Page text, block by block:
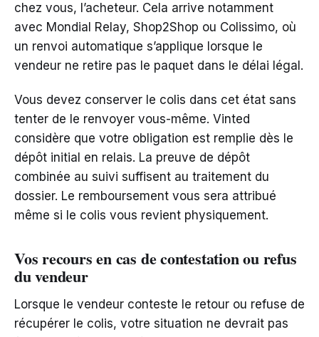
chez vous, l’acheteur. Cela arrive notamment
avec Mondial Relay, Shop2Shop ou Colissimo, où
un renvoi automatique s’applique lorsque le
vendeur ne retire pas le paquet dans le délai légal.
Vous devez conserver le colis dans cet état sans
tenter de le renvoyer vous-même. Vinted
considère que votre obligation est remplie dès le
dépôt initial en relais. La preuve de dépôt
combinée au suivi suffisent au traitement du
dossier. Le remboursement vous sera attribué
même si le colis vous revient physiquement.
Vos recours en cas de contestation ou refus
du vendeur
Lorsque le vendeur conteste le retour ou refuse de
récupérer le colis, votre situation ne devrait pas